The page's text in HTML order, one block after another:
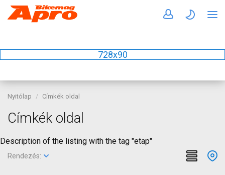
728x90
Nyitólap Címkék oldal
Címkék oldal
Description of the listing with the tag "etap"
Rendezés: